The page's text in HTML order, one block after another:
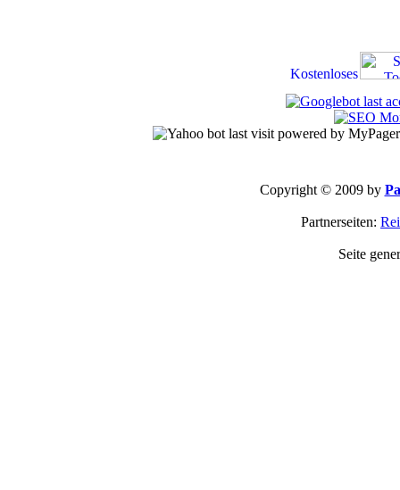
Copyright © 2009 by
Partnerseiten:
Seite